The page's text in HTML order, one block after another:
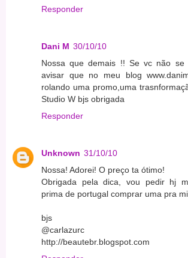
Responder
Dani M 30/10/10
Nossa que demais !! Se vc não se
avisar que no meu blog
rolando uma promo,uma
Studio W bjs obrigada
Responder
Unknown 31/10/10
Nossa! Adorei! O preço ta ótimo!
Obrigada pela dica, vou pedir hj
prima de portugal comprar uma pra
bjs
@carlazurc
http://beautebr.blogspot.com